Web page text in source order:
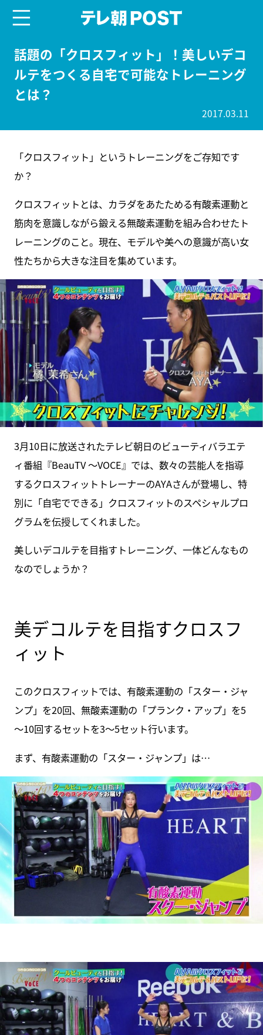
話題の「クロスフィット」！美しいデコ
ルテをつくる自宅で可能なトレーニング
とは？
2017.03.11
「クロスフィット」というトレーニングをご存知です
か？
クロスフィットとは、カラダをあたためる有酸素運動と
筋肉を意識しながら鍛える無酸素運動を組み合わせたト
レーニングのこと。現在、モデルや美への意識が高い女
性たちから大きな注目を集めています。
3月10日に放送されたテレビ朝日のビューティバラエテ
ィ番組『BeauTV ～VOCE』では、数々の芸能人を指導
するクロスフィットトレーナーのAYAさんが登場し、特
別に「自宅でできる」クロスフィットのスペシャルプロ
グラムを伝授してくれました。
美しいデコルテを目指すトレーニング、一体どんなもの
なのでしょうか？
美デコルテを目指すクロスフ
ィット
このクロスフィットでは、有酸素運動の「スター・ジャ
ンプ」を20回、無酸素運動の「プランク・アップ」を5
～10回するセットを3～5セット行います。
まず、有酸素運動の「スター・ジャンプ」は…